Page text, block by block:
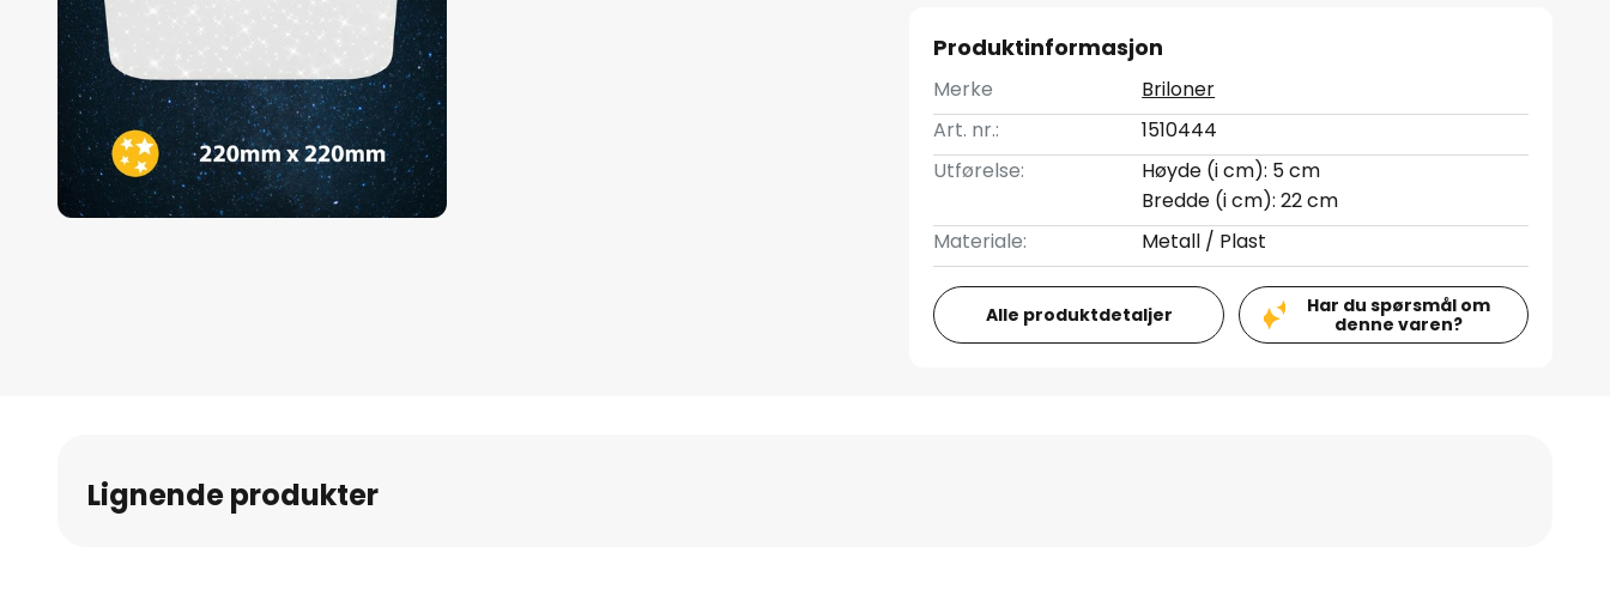
Produktinformasjon
Merke
Briloner
Art. nr.:
1510444
Utførelse:
Høyde (i cm): 5 cm
Bredde (i cm): 22 cm
Materiale:
Metall / Plast
Alle produktdetaljer
Har du spørsmål om
denne varen?
Lignende produkter